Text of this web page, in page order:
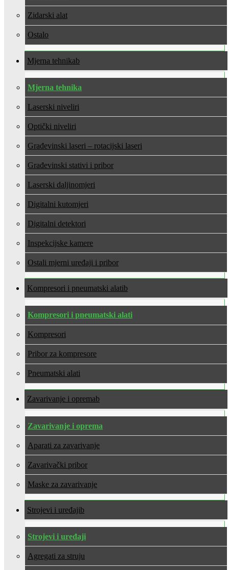
Zidarski alat
Ostalo
Mjerna tehnika
Mjerna tehnika
Laserski niveliri
Optički niveliri
Građevinski laseri – rotacijski laseri
Građevinski stativi i pribor
Laserski daljinomjeri
Digitalni kutomjeri
Digitalni detektori
Inspekcijske kamere
Ostali mjerni uređaji i pribor
Kompresori i pneumatski alati
Kompresori i pneumatski alati
Kompresori
Pribor za kompresore
Pneumatski alati
Zavarivanje i oprema
Zavarivanje i oprema
Aparati za zavarivanje
Zavarivački pribor
Maske za zavarivanje
Strojevi i uređaji
Strojevi i uređaji
Agregati za struju